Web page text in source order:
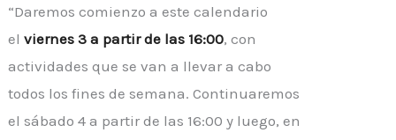
“Daremos comienzo a este calendario
elviernes 3 a partir de las 16:00, con
actividades que se van a llevar a cabo
todos los fines de semana. Continuaremos
el sábado 4 a partir de las 16:00 y luego, en